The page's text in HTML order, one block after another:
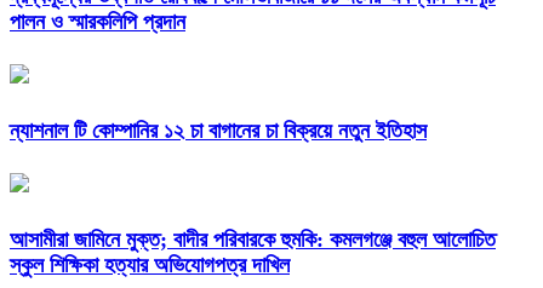
পালন ও স্মারকলিপি প্রদান
ন্যাশনাল টি কোম্পানির ১২ চা বাগানের চা বিক্রয়ে নতুন ইতিহাস
আসামীরা জামিনে মুক্ত; বাদীর পরিবারকে হুমকি: কমলগঞ্জে বহুল আলোচিত
স্কুল শিক্ষিকা হত্যার অভিযোগপত্র দাখিল